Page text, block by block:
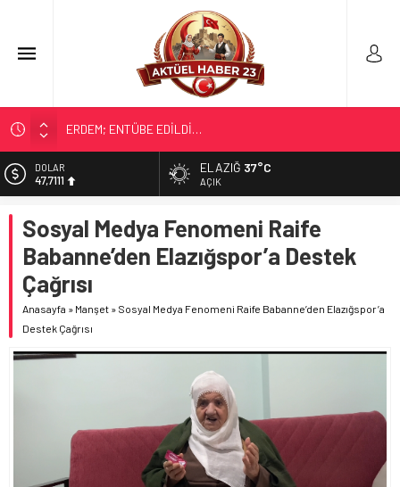
ERDEM; ENTÜBE EDİLDİ…
ELAZIĞ’DA TEFECİLİK OPERASYONU
YRP’DEN, KARAYOLCULARA TEŞEKKÜR
298 MİLYON DOLARLIK İHRACAT
DOLAR
47,7111
55,1881
ALTIN
6.660,55
BİST
13.779,39
ELAZIĞ 37°C
AÇIK
Sosyal Medya Fenomeni Raife
Babanne’den Elazığspor’a Destek
Çağrısı
Anasayfa » Manşet » Sosyal Medya Fenomeni Raife Babanne’den Elazığspor’a
Destek Çağrısı